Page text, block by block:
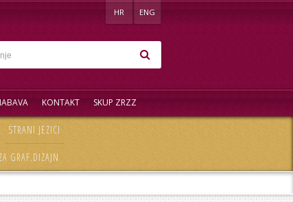
HR ENG
KONTAKT SKUP ZRZZ
STRANI JEZICI
GRAF.DIZAJN